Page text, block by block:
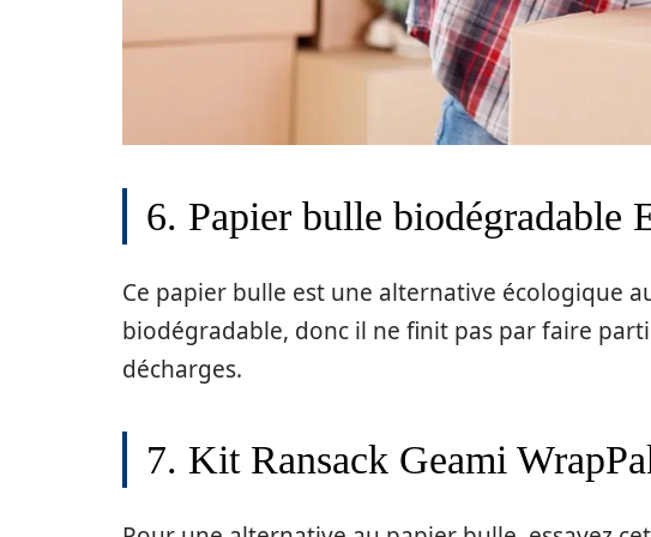
6. Papier bulle biodégradable
Ce papier bulle est une alternative écologique
biodégradable, donc il ne finit pas par faire
décharges.
7. Kit Ransack Geami